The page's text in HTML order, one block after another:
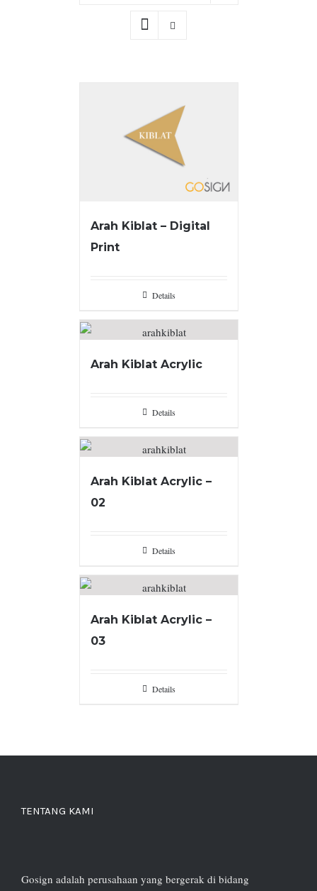
Arah Kiblat – Digital
Print
Details
Arah Kiblat Acrylic
Details
Arah Kiblat Acrylic –
02
Details
Arah Kiblat Acrylic –
03
Details
TENTANG KAMI
Gosign adalah perusahaan yang bergerak di bidang